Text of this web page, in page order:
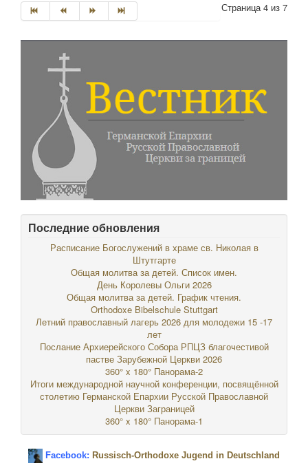
Страница 4 из 7
Последние обновления
Расписание Богослужений в храме св. Николая в
Штутгарте
Общая молитва за детей. Список имен.
День Королевы Ольги 2026
Общая молитва за детей. График чтения.
Orthodoxe Bibelschule Stuttgart
Летний православный лагерь 2026 для молодежи 15 -17
лет
Послание Архиерейского Собора РПЦЗ благочестивой
пастве Зарубежной Церкви 2026
360° x 180° Панорама-2
Итоги международной научной конференции, посвящённой
столетию Германской Епархии Русской Православной
Церкви Заграницей
360° x 180° Панорама-1
Facebook: Russisch-Orthodoxe Jugend in Deutschland